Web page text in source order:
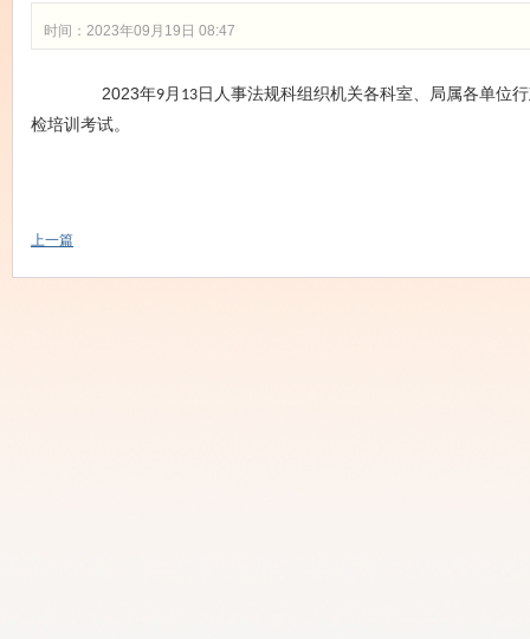
时间：2023年09月19日 08:47
2023年9 月 13日人事法规科组织机关各科室、局属各单位
检培训考试。
上一篇